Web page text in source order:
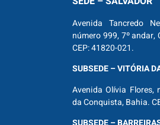
Avenida Tancredo
número 999, 7º
CEP: 41820-021.
SUBSEDE – VITÓRIA
Avenida Olívia Flores,
da Conquista, Bahia.